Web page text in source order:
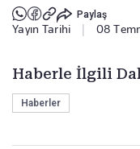
Paylaş
Yayın Tarihi 08
Haberle İlgili
Haberler